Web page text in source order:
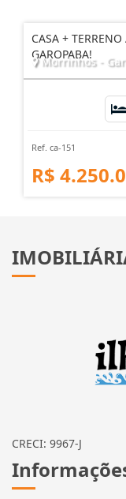
CASA +
GAROPABA!
Morrinhos -
Ref. ca-151
R$
CRECI: 9967-J